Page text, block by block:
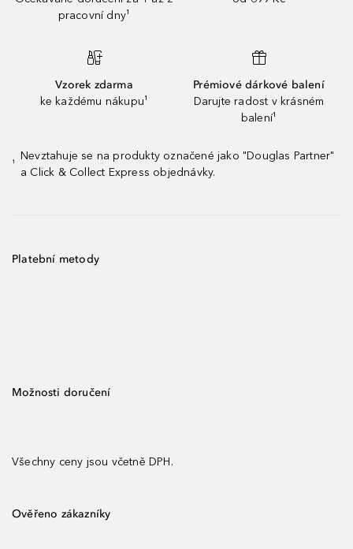
pracovní dny¹
Vzorek zdarma
ke každému nákupu¹
Prémiové dárkové balení
Darujte radost v krásném
balení¹
¹
Nevztahuje se na produkty označené jako "Douglas Partner"
a Click & Collect Express objednávky.
Platební metody
Možnosti doručení
Všechny ceny jsou včetně DPH.
Ověřeno zákazníky